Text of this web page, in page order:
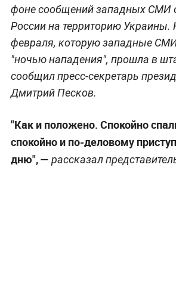
фоне сообщений западных СМИ
России на территорию Украины.
февраля, которую западные
"ночью нападения", прошла в
сообщил пресс-секретарь
Дмитрий Песков.
"Как и положено. Спокойно
спокойно и по-деловому
дню", — рассказал